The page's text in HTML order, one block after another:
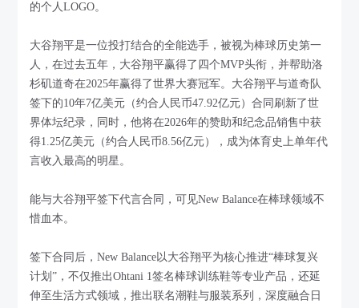
的个人LOGO。
大谷翔平是一位投打结合的全能选手，被视为棒球历史第一
人，在过去五年，大谷翔平赢得了四个MVP头衔，并帮助洛
杉矶道奇在2025年赢得了世界大赛冠军。大谷翔平与道奇队
签下的10年7亿美元（约合人民币47.92亿元）合同刷新了世
界体坛纪录，同时，他将在2026年的赞助和纪念品销售中获
得1.25亿美元（约合人民币8.56亿元），成为体育史上单年代
言收入最高的明星。
能与大谷翔平签下代言合同，可见New Balance在棒球领域不
惜血本。
签下合同后，New Balance以大谷翔平为核心推进“棒球复兴
计划”，不仅推出Ohtani 1签名棒球训练鞋等专业产品，还延
伸至生活方式领域，推出联名潮鞋与服装系列，深度融合日